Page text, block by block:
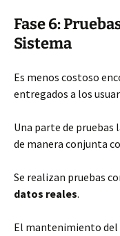
Fase 6:
Sistema
Es menos costoso
entregados a los
Una parte de
de manera conjunta
Se realizan pruebas
datos reales.
El mantenimiento del